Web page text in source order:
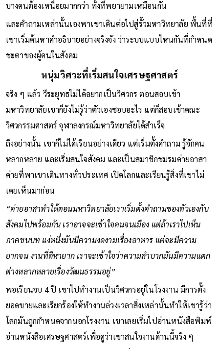
บางคนต้องเหนื่อยมากกว่า ทั้งที่พยายามเหมือนกัน
และคำถามเหล่านั้นเองพาเขาเดินต่อไปสู่รั้วมหาวิทยาลัย พื้นที่ที่
เขาเริ่มค้นหาคำอธิบายอย่างจริงจัง ว่าระบบแบบไหนกันที่กำหนด
ชะตาของผู้คนในสังคม
หนุ่มวิศวะที่เริ่มสนใจเศรษฐศาสตร์
จริง ๆ แล้ว วีระยุทธไม่ได้อยากเป็นวิศวกร ตอนสอบเข้า
มหาวิทยาลัยเขาก็ยังไม่รู้ว่าตัวเองชอบอะไร แต่ก็สอบเข้าคณะ
วิศวกรรมศาสตร์ จุฬาลงกรณ์มหาวิทยาลัยได้สำเร็จ
ถึงอย่างนั้น เขาก็ไม่ได้เรียนอย่างเดียว แต่เริ่มตั้งคำถาม รู้จักคน
หลากหลาย และเริ่มสนใจสังคม และเป็นสมาชิกชมรมค่ายอาสา
ค่ายที่พาเขาเดินทางทั่วประเทศ เปิดโลกและเรียนรู้สิ่งที่เขาไม่
เคยเห็นมาก่อน
“ค่ายอาสาทำให้ตอนมหาวิทยาลัยเราเริ่มตั้งคำถามของตัวเองกับ
สังคมไปพร้อมกัน เราอาจจะเข้าใจคนจนเมือง แต่ถ้าเราไปเห็น
ภาคชนบท แง่หนึ่งมันมีความงดงามเรื่องอาหาร แต่จะมีความ
ยากจน งานที่ดีหายาก เราจะเข้าใจว่าความลำบากมันมีความแตก
ต่างหลากหลายเรื่องวัฒนธรรมอยู่”
พอเรียนจบ 4 ปี เขาไปทำงานเป็นวิศวกรอยู่ในโรงงาน มีการตั้ง
ยอดขายและเรียกร้องให้ทำงานล่วงเวลาสิ่งเหล่านั้นทำให้เขารู้ว่า
โลกมันถูกกำหนดจากนอกโรงงาน เขาเลยเริ่มไปอ่านหนังสือพิมพ์
อ่านหนังสือเศรษฐศาสตร์เพื่อดูว่าเขาสนใจงานด้านนี้จริง ๆ